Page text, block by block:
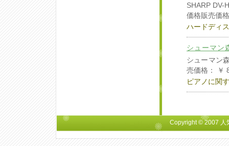
SHARP DV-
価格販売価
ハードディ
シューマン
シューマン
売価格： ￥
ピアノに関
Copyright © 2007 人